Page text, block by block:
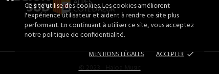
Ce site utilise des cookies. Les cookies améliorent
l'expérience utilisateur et aident à rendre ce site plus
performant. En continuant à utiliser ce site, vous acceptez
notre politique de confidentialité.
MENTIONS LÉGALES ACCEPTER done
© 2023 - Haloa Music